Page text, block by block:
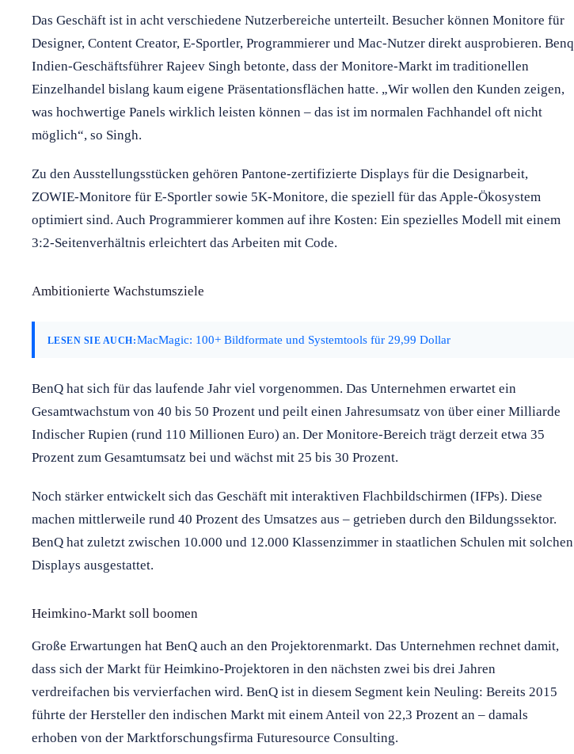
Das Geschäft ist in acht verschiedene Nutzerbereiche unterteilt. Besucher können Monitore für
Designer, Content Creator, E-Sportler, Programmierer und Mac-Nutzer direkt ausprobieren. Benq
Indien-Geschäftsführer Rajeev Singh betonte, dass der Monitore-Markt im traditionellen
Einzelhandel bislang kaum eigene Präsentationsflächen hatte. „Wir wollen den Kunden zeigen,
was hochwertige Panels wirklich leisten können – das ist im normalen Fachhandel oft nicht
möglich“, so Singh.
Zu den Ausstellungsstücken gehören Pantone-zertifizierte Displays für die Designarbeit,
ZOWIE-Monitore für E-Sportler sowie 5K-Monitore, die speziell für das Apple-Ökosystem
optimiert sind. Auch Programmierer kommen auf ihre Kosten: Ein spezielles Modell mit einem
3:2-Seitenverhältnis erleichtert das Arbeiten mit Code.
Ambitionierte Wachstumsziele
LESEN SIE AUCH:MacMagic: 100+ Bildformate und Systemtools für 29,99 Dollar
BenQ hat sich für das laufende Jahr viel vorgenommen. Das Unternehmen erwartet ein
Gesamtwachstum von 40 bis 50 Prozent und peilt einen Jahresumsatz von über einer Milliarde
Indischer Rupien (rund 110 Millionen Euro) an. Der Monitore-Bereich trägt derzeit etwa 35
Prozent zum Gesamtumsatz bei und wächst mit 25 bis 30 Prozent.
Noch stärker entwickelt sich das Geschäft mit interaktiven Flachbildschirmen (IFPs). Diese
machen mittlerweile rund 40 Prozent des Umsatzes aus – getrieben durch den Bildungssektor.
BenQ hat zuletzt zwischen 10.000 und 12.000 Klassenzimmer in staatlichen Schulen mit solchen
Displays ausgestattet.
Heimkino-Markt soll boomen
Große Erwartungen hat BenQ auch an den Projektorenmarkt. Das Unternehmen rechnet damit,
dass sich der Markt für Heimkino-Projektoren in den nächsten zwei bis drei Jahren
verdreifachen bis vervierfachen wird. BenQ ist in diesem Segment kein Neuling: Bereits 2015
führte der Hersteller den indischen Markt mit einem Anteil von 22,3 Prozent an – damals
erhoben von der Marktforschungsfirma Futuresource Consulting.